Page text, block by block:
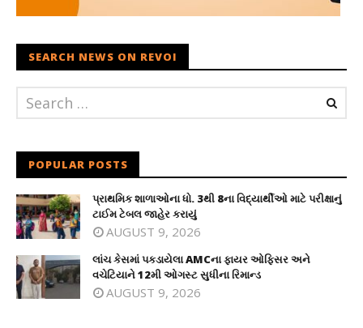
SEARCH NEWS ON REVOI
POPULAR POSTS
પ્રાથમિક શાળાઓના ધો. 3થી 8ના વિદ્યાર્થીઓ માટે પરીક્ષાનું
ટાઈમ ટેબલ જાહેર કરાયું
AUGUST 9, 2026
લાંચ કેસમાં પકડાયેલા AMCના ફાયર ઓફિસર અને
વચેટિયાને 12મી ઓગસ્ટ સુધીના રિમાન્ડ
AUGUST 9, 2026